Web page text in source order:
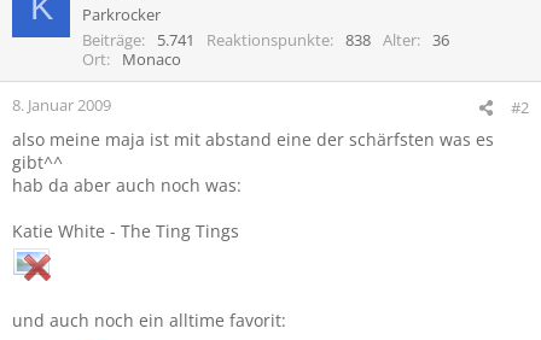
i
n
:
K
Parkrocker
Beiträge
5.741 Reaktionspunkte 838 Alter
36
Ort
Monaco
8. Januar 2009 #2
also meine maja ist mit abstand eine der schärfsten was es
gibt^^
hab da aber auch noch was:
Katie White - The Ting Tings
und auch noch ein alltime favorit: